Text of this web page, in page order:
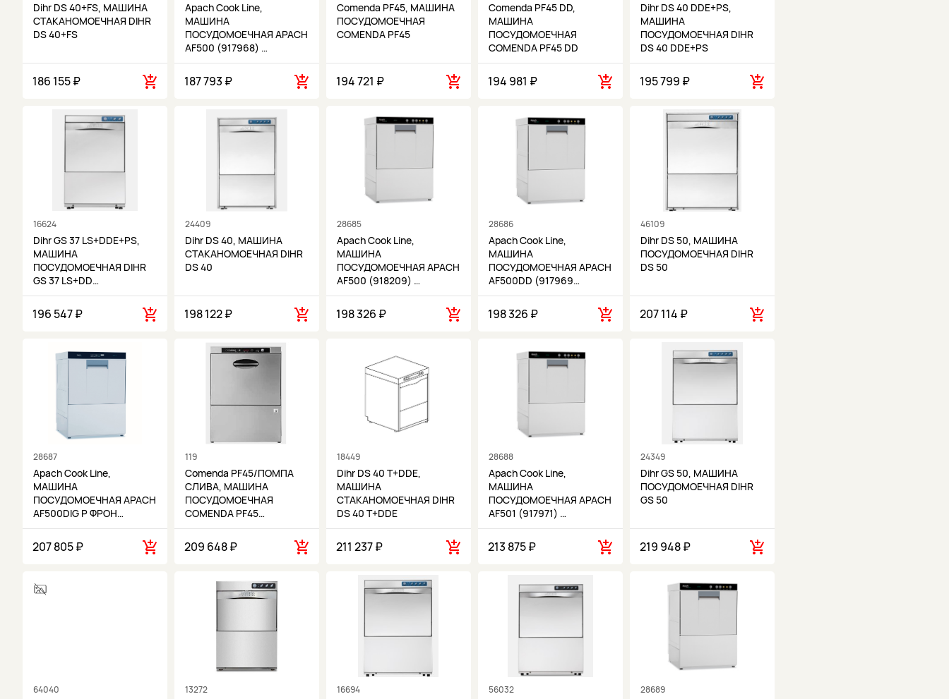
Dihr DS 40+FS, МАШИНА
СТАКАНОМОЕЧНАЯ DIHR
DS 40+FS
186 155 ₽
Apach Cook Line,
МАШИНА
ПОСУДОМОЕЧНАЯ APACH
AF500 (917968) …
187 793 ₽
Comenda PF45, МАШИНА
ПОСУДОМОЕЧНАЯ
COMENDA PF45
194 721 ₽
Comenda PF45 DD,
МАШИНА
ПОСУДОМОЕЧНАЯ
COMENDA PF45 DD
194 981 ₽
Dihr DS 40 DDE+PS,
МАШИНА
ПОСУДОМОЕЧНАЯ DIHR
DS 40 DDE+PS
195 799 ₽
16624
Dihr GS 37 LS+DDE+PS,
МАШИНА
ПОСУДОМОЕЧНАЯ DIHR
GS 37 LS+DD…
196 547 ₽
24409
Dihr DS 40, МАШИНА
СТАКАНОМОЕЧНАЯ DIHR
DS 40
198 122 ₽
28685
Apach Cook Line,
МАШИНА
ПОСУДОМОЕЧНАЯ APACH
AF500 (918209) …
198 326 ₽
28686
Apach Cook Line,
МАШИНА
ПОСУДОМОЕЧНАЯ APACH
AF500DD (917969…
198 326 ₽
46109
Dihr DS 50, МАШИНА
ПОСУДОМОЕЧНАЯ DIHR
DS 50
207 114 ₽
28687
Apach Cook Line,
МАШИНА
ПОСУДОМОЕЧНАЯ APACH
AF500DIG P ФРОН…
207 805 ₽
119
Comenda PF45/ПОМПА
СЛИВА, МАШИНА
ПОСУДОМОЕЧНАЯ
COMENDA PF45…
209 648 ₽
18449
Dihr DS 40 T+DDE,
МАШИНА
СТАКАНОМОЕЧНАЯ DIHR
DS 40 T+DDE
211 237 ₽
28688
Apach Cook Line,
МАШИНА
ПОСУДОМОЕЧНАЯ APACH
AF501 (917971) …
213 875 ₽
24349
Dihr GS 50, МАШИНА
ПОСУДОМОЕЧНАЯ DIHR
GS 50
219 948 ₽
64040 13272 16694 56032 28689